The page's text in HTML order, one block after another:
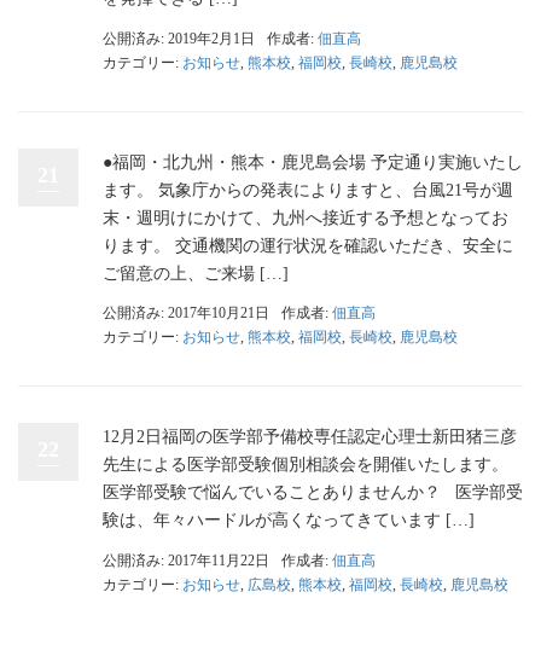
公開済み: 2019年2月1日 作成者: 佃直高
カテゴリー: お知らせ 熊本校 福岡校 長崎校 鹿児島校
●福岡・北九州・熊本・鹿児島会場 予定通り実施いたし
ます。 気象庁からの発表によりますと、台風21号が週
末・週明けにかけて、九州へ接近する予想となってお
ります。 交通機関の運行状況を確認いただき、安全に
ご留意の上、ご来場 […]
公開済み: 2017年10月21日 作成者: 佃直高
カテゴリー: お知らせ, 熊本校, 福岡校, 長崎校, 鹿児島校
12月2日福岡の医学部予備校専任認定心理士新田猪三彦
先生による医学部受験個別相談会を開催いたします。
医学部受験で悩んでいることありませんか？ 医学部受
験は、年々ハードルが高くなってきています […]
公開済み: 2017年11月22日 作成者: 佃直高
カテゴリー: お知らせ 広島校 熊本校 福岡校 長崎校 鹿児島校